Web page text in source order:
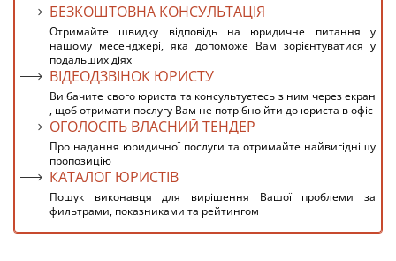
БЕЗКОШТОВНА КОНСУЛЬТАЦІЯ
Отримайте швидку відповідь на юридичне питання у
нашому месенджері, яка допоможе Вам зорієнтуватися у
подальших діях
ВІДЕОДЗВІНОК ЮРИСТУ
Ви бачите свого юриста та консультуєтесь з ним через екран
, щоб отримати послугу Вам не потрібно йти до юриста в офіс
ОГОЛОСІТЬ ВЛАСНИЙ ТЕНДЕР
Про надання юридичної послуги та отримайте найвигіднішу
пропозицію
КАТАЛОГ ЮРИСТІВ
Пошук виконавця для вирішення Вашої проблеми за
фильтрами, показниками та рейтингом